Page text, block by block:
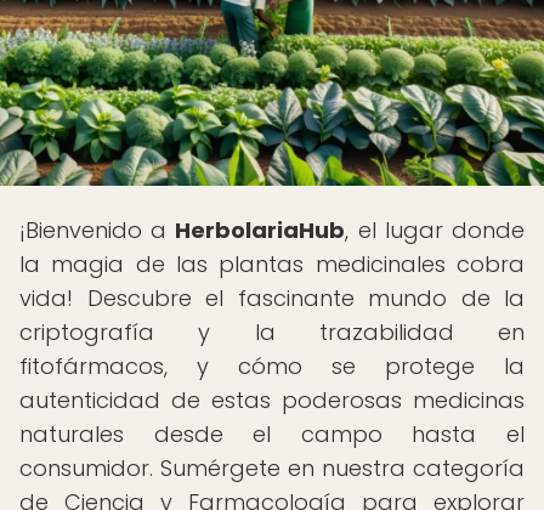
¡Bienvenido a HerbolariaHub, el lugar donde
la magia de las plantas medicinales cobra
vida! Descubre el fascinante mundo de la
criptografía y la trazabilidad en
fitofármacos, y cómo se protege la
autenticidad de estas poderosas medicinas
naturales desde el campo hasta el
consumidor. Sumérgete en nuestra categoría
de Ciencia y Farmacología para explorar